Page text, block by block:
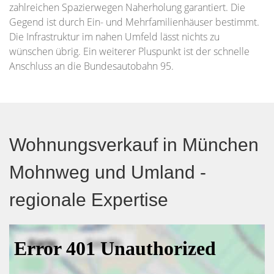
zahlreichen Spazierwegen Naherholung garantiert. Die
Gegend ist durch Ein- und Mehrfamilienhäuser bestimmt.
Die Infrastruktur im nahen Umfeld lässt nichts zu
wünschen übrig. Ein weiterer Pluspunkt ist der schnelle
Anschluss an die Bundesautobahn 95.
Wohnungsverkauf in München
Mohnweg und Umland -
regionale Expertise